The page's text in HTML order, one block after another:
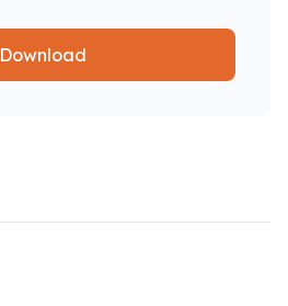
Download